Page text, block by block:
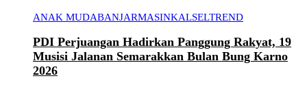
ANAK MUDABANJARMASINKALSELTREND
PDI Perjuangan Hadirkan Panggung Rakyat, 19
Musisi Jalanan Semarakkan Bulan Bung Karno
2026